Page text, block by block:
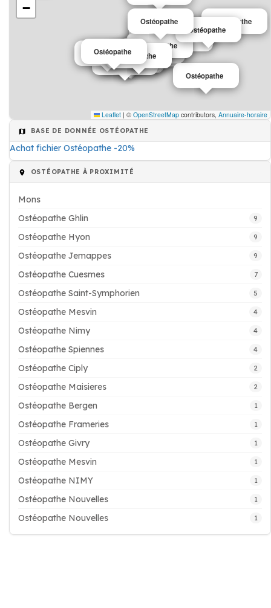
Ostéopathe
Ostéopathe
Ostéopathe
Ostéopathe
Ostéopathe
Ostéopathe
Ostéopathe
Ostéopathe
Ostéopathe
Ostéopathe
Ostéopathe
Ostéopathe
Ostéopathe
Ostéopathe
Ostéopathe
Ostéopathe
Ostéopathe
−
Leaflet | © OpenStreetMap contributors, Annuaire-horaire
BASE DE DONNÉE OSTÉOPATHE
Achat fichier Ostéopathe -20%
OSTÉOPATHE À PROXIMITÉ
Mons
Ostéopathe Ghlin
9
Ostéopathe Hyon 9
Ostéopathe Jemappes 9
Ostéopathe Cuesmes 7
Ostéopathe Saint-Symphorien 5
Ostéopathe Mesvin 4
Ostéopathe Nimy 4
Ostéopathe Spiennes 4
Ostéopathe Ciply 2
Ostéopathe Maisieres 2
Ostéopathe Bergen 1
Ostéopathe Frameries 1
Ostéopathe Givry 1
Ostéopathe Mesvin 1
Ostéopathe NIMY 1
Ostéopathe Nouvelles 1
Ostéopathe Nouvelles 1